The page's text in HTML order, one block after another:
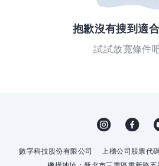
抱歉沒有搜到適
試試放寬條件
數字科技股份有限公司 上櫃公司股票代